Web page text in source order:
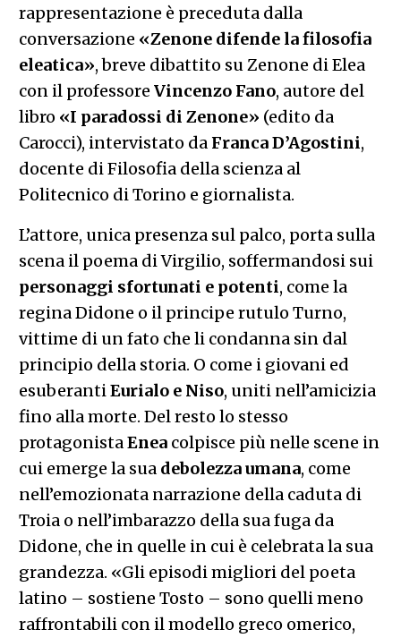
rappresentazione è preceduta dalla
conversazione «Zenone difende la filosofia
eleatica», breve dibattito su Zenone di Elea
con il professore Vincenzo Fano, autore del
libro «I paradossi di Zenone» (edito da
Carocci), intervistato da FrancaD’Agostini,
docente di Filosofia della scienza al
Politecnico di Torino e giornalista.
L’attore, unica presenza sul palco, porta sulla
scena il poema di Virgilio, soffermandosi sui
personaggi sfortunati e potenti, come la
regina Didone o il principe rutulo Turno,
vittime di un fato che li condanna sin dal
principio della storia. O come i giovani ed
esuberantiEurialo e Niso, uniti nell’amicizia
fino alla morte. Del resto lo stesso
protagonistaEneacolpisce più nelle scene in
cui emerge la sua debolezza umana, come
nell’emozionata narrazione della caduta di
Troia o nell’imbarazzo della sua fuga da
Didone, che in quelle in cui è celebrata la sua
grandezza. «Gli episodi migliori del poeta
latino – sostiene Tosto – sono quelli meno
raffrontabili con il modello greco omerico,